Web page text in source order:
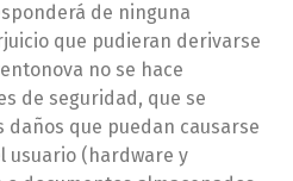
de ninguna
que pudieran derivarse
no se hace
de seguridad, que se
que puedan causarse
usuario (hardware y